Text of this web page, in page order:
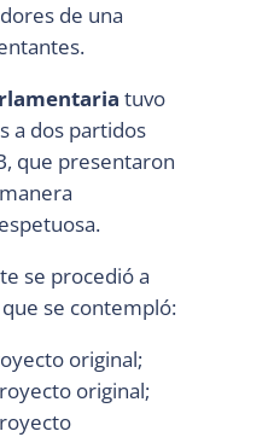
de una
tuvo
a dos partidos
que presentaron
se procedió a
se contempló:
original;
original;